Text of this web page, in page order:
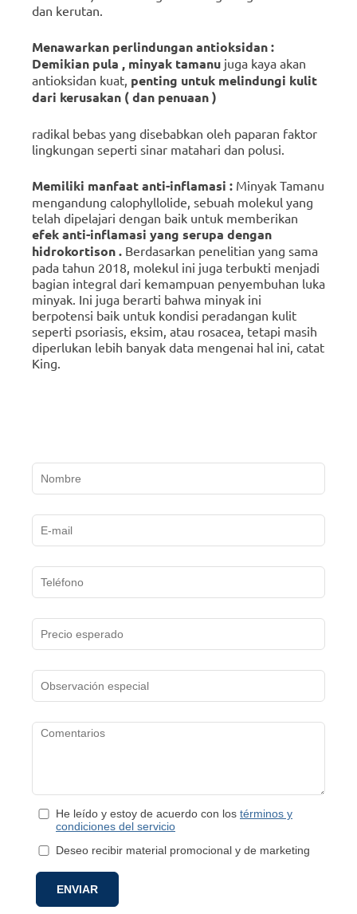
dan kerutan.
Menawarkan perlindunganantioksidan:
Demikian pula , minyak tamanu juga kaya akan
antioksidan kuat, penting untuk melindungi kulit
dari kerusakan (dan penuaan)
radikal bebas yang disebabkan oleh paparan faktor
lingkungan seperti sinar matahari dan polusi.
Memiliki manfaatanti-inflamasi : Minyak Tamanu
mengandung calophyllolide, sebuah molekul yang
telah dipelajari dengan baik untuk memberikan
efek anti-inflamasi yang serupa dengan
hidrokortison. Berdasarkan penelitian yang sama
pada tahun 2018, molekul ini juga terbukti menjadi
bagian integral dari kemampuan penyembuhan luka
minyak. Ini juga berarti bahwa minyak ini
berpotensi baik untuk kondisi peradangan kulit
seperti psoriasis, eksim, atau rosacea, tetapi masih
diperlukan lebih banyak data mengenai hal ini, catat
King.
He leído y estoy de acuerdo con los términos y
condiciones del servicio
Deseo recibir material promocional y de marketing